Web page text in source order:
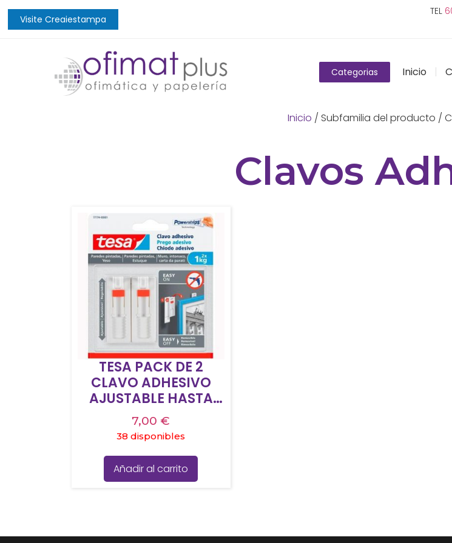
Visite Creaiestampa
TEL
Categorias Inicio
Inicio / Subfamilia del producto /
Clavos
TESA PACK DE 2
CLAVO ADHESIVO
AJUSTABLE HASTA
1KG PARA PARED LISA
7,00 €
38 disponibles
Añadir al carrito